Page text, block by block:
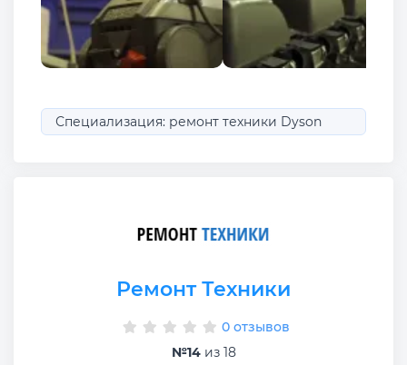
Специализация: ремонт техники Dyson
Ремонт Техники
0 отзывов
№14из 18